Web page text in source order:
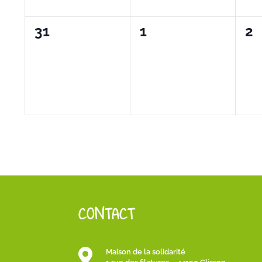
0
31
0
1
0
2
CONTACT

Maison de la solidarité